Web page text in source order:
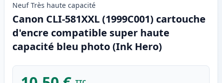
Neuf Très haute capacité
Canon CLI-581XXL (1999C001) cartouche
d'encre compatible super haute
capacité bleu photo (Ink Hero)